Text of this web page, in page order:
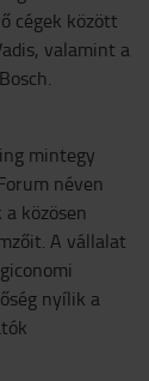
cégek között
valamint a
mintegy
néven
közösen
A vállalat
nyílik a